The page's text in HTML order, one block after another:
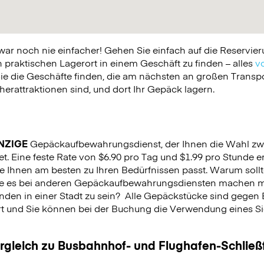
noch nie einfacher! Gehen Sie einfach auf die
praktischen Lagerort in einem Geschäft zu finden – alles
die Geschäfte finden, die am nächsten an großen
sind, und dort Ihr Gepäck lagern.
Gepäckaufbewahrungsdienst, der Ihnen die Wahl
Eine feste Rate von $6.90 pro Tag und $1.99 pro Stunde
Ihnen am besten zu Ihren Bedürfnissen passt. Warum
es bei anderen Gepäckaufbewahrungsdiensten machen
in einer Stadt zu sein? Alle Gepäckstücke sind gegen
und Sie können bei der Buchung die Verwendung eines
zu Busbahnhof- und Flughafen-